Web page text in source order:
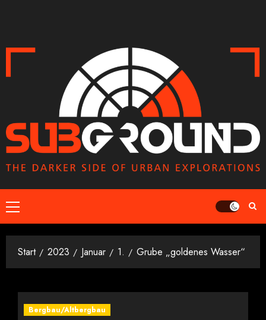
Primäres
Menü
Start 2023 Januar 1. Grube „goldenes Wasser“
Bergbau/Altbergbau